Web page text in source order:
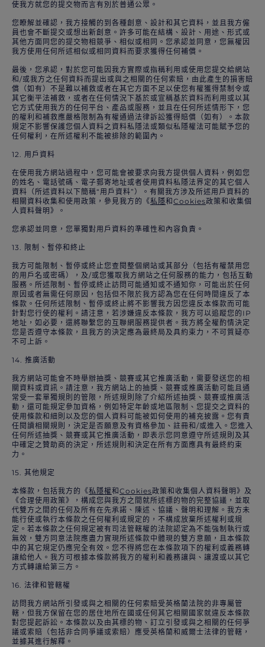
使我方就您的提交物而言有別於普通公眾。
您瞭解並確認，我方接觸的到各種創意、設計和其它資料，並且我方僱
員也會不斷提交或想出新創意。許多可能在結構、設計、用途、形式或
其他方面同您的提交物相競爭、相似或相同。您承認並同意，您無權因
我方使用任何所述相似或相同資料而要求獲得任何補償。
最後，您承認，對於您可能因我方實際或指稱利用或使用您提交給網站
和/或我方之任何資料而提出或與之相關的任何索賠，由此產生的損害賠
償（如有）不是難以補救或者在其它方面不足以使您有權獲得禁制令或
其它衡平法補救，或者在任何情況下基於或宣稱基於資料而利用或以其
它方式使用我方的任何平台、產品或服務，並且在任何所述情形下，您
的權利和補救應嚴格限制為有權通過法律訴訟獲得賠償（如有）。本款
規定不影響保護您個人資料之資料私隱法或類似私隱權法可能賦予您的
任何權利，在所述權利不能被排除的範圍內。
12. 用戶資料
在使用我方網站過程中，您可能會被要求向我方提供個人資料，例如您
的姓名、電話號碼、電子郵寄地址或者使用資料私隱法界定的其它個人
資料（所述資料以下簡稱“用戶資料”）。有關我方涉及所述用戶資料的
相關資料收集和使用政策，參見我方的《私隱和 Cookies政策和收集個
人資料聲明》。
您承認並同意，您單獨對用戶資料的準確性和內容負責。
13. 限制、暫停和終止
我方可能限制、暫停或終止您查閱整個網站或其部分（包括有權禁用您
的用戶名或密碼），及/或您獲取我方網站之任何服務的能力，包括互動
服務。所述限制、暫停或終止訪問可能通知或不通知你，可能出於任何
原因或者無需任何原因，包括但不限於我方認為您在任何時間違反了本
條款。任何所述限制、暫停或終止將不影響我方因您違反本條款而可能
針對您行使的權利。請注意，若涉嫌違反本條款，我方可以追蹤您的IP
地址，如必要，還將聯繫您的互聯網服務提供者。我方將全權酌情決定
您是否遵守本條款，且我方的決定應為最終局及具約束力，不可質疑亦
不可上訴。
14. 推廣活動
我方網站可能會不時舉辦抽獎、競賽或其它推廣活動，需要發送您的相
關資料或資訊。請注意，我方網站上的抽獎、競賽或推廣活動可能且通
常受一套單獨規則的管限，所述規則除了介紹所述抽獎、競賽或推廣活
動，還可能規定參加資格，例如特定年齡或地區限制、您提交之資料的
使用條款和細則以及您的個人資料可能被如何使用的補充披露。您有責
任閱讀相關規則，決定是否願意及有資格參加、註冊和/或進入。您進入
任何所述抽獎、競賽或其它推廣活動，即表示您同意遵守所述規則及其
中確定之贊助商的決定，所述規則和決定在所有方面應具有最終約束
力。
15. 其他規定
本條款，包括我方的《私隱權和 Cookies政策和收集個人資料聲明》及
《合理使用政策》，構成您與我方之間就所述標的物的完整協議，並取
代雙方之間的任何及所有在先承諾、陳述、協議、聲明和理解。我方未
能行使或執行本條款之任何權利或規定的，不構成放棄所述權利或規
定。若本條款之任何規定被有司法管轄權的法院認定為不能強制執行或
無效，雙方同意法院應盡力實現所述條款中體現的雙方意願，且本條款
中的其它規定仍應完全有效。您不得將您在本條款項下的權利或義務轉
讓給他人。我方可根據本條款將我方的權利和義務讓與、讓渡或以其它
方式轉讓給第三方。
16. 法律和管轄權
訪問我方網站所引發或與之相關的任何索賠受英格蘭法院的非專屬管
轄，但我方保留在您的居住地所在國或任何其它相關國家就違反本條款
對您提起訴訟。本條款以及由其標的物、訂立引發或與之相關的任何爭
議或索賠（包括非合同爭議或索賠）應受英格蘭和威爾士法律的管轄，
並據其進行解釋。